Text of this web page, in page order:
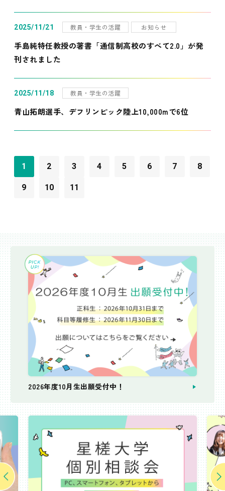
2025/11/21 教員・学生の活躍 お知らせ
手島純特任教授の著書「通信制高校のすべて2.0」が発
刊されました
2025/11/18 教員・学生の活躍
青山拓朗選手、デフリンピック陸上10,000mで6位
1 2 3 4 5 6 7 8
9 10 11
2026年度10月生出願受付中！